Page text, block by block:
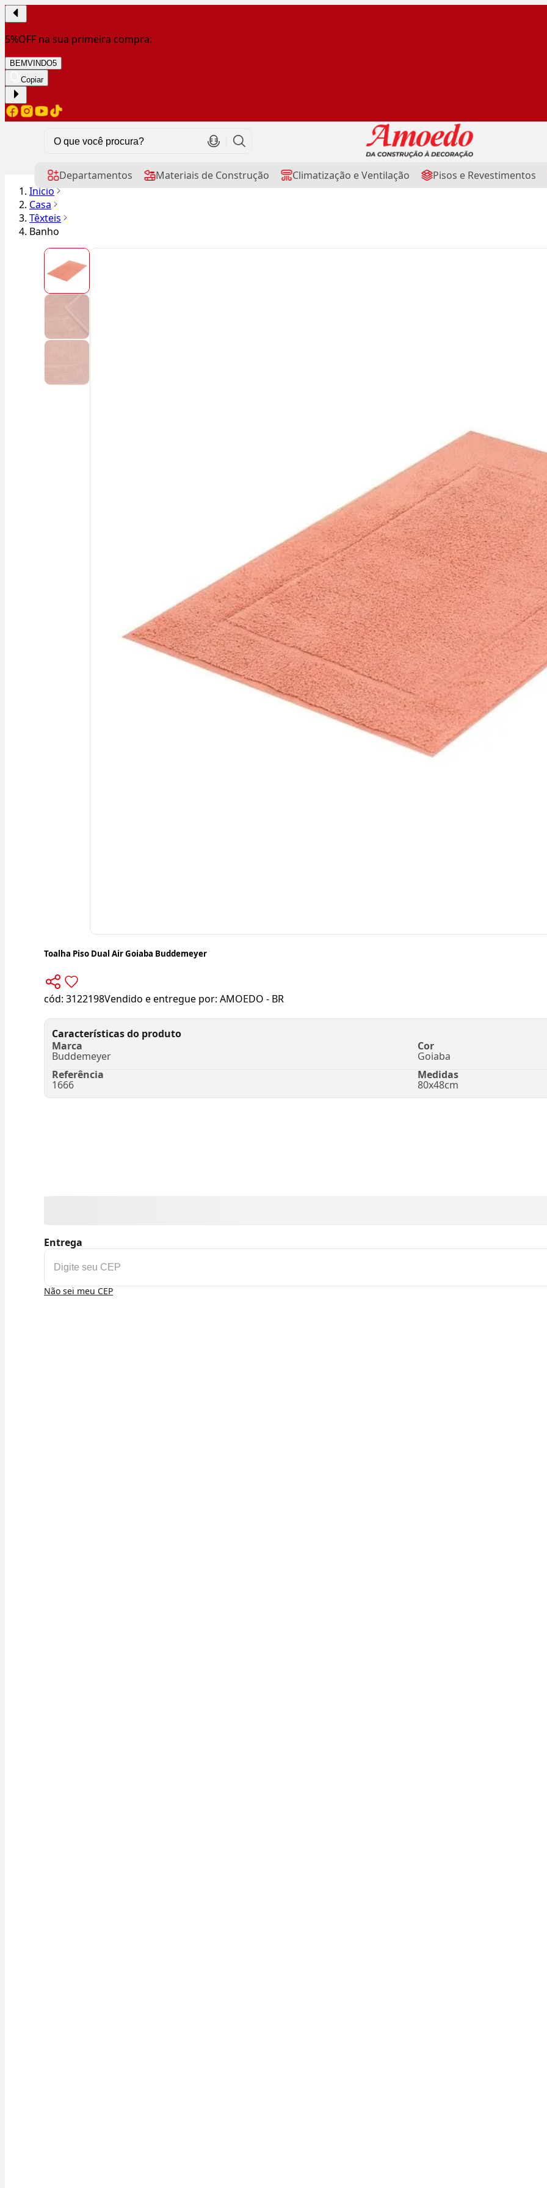
5%OFF na sua primeira compra:
BEMVINDO5
Copiar
Departamentos Materiais de Construção Climatização e Ventilação Pisos e Revestimentos
Início
Casa
Têxteis
Banho
Toalha Piso Dual Air Goiaba Buddemeyer
cód: 3122198Vendido e entregue por: AMOEDO - BR
Características do produto
Marca
Buddemeyer
Cor
Goiaba
Referência
1666
Medidas
80x48cm
Entrega
Não sei meu CEP